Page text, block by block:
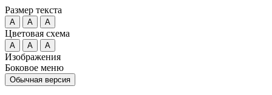
Размер текста
A A A
Цветовая схема
A A A
Изображения
Боковое меню
Обычная версия